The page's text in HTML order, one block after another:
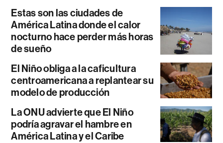
Estas son las ciudades de
América Latina donde el calor
nocturno hace perder más horas
de sueño
El Niño obliga a la caficultura
centroamericana a replantear su
modelo de producción
La ONU advierte que El Niño
podría agravar el hambre en
América Latina y el Caribe